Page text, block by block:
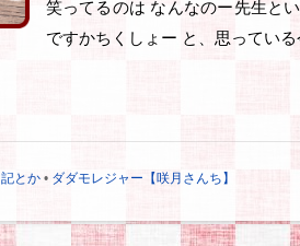
笑ってるのは なんなのー先生と
ですかちくしょー と、思ってい
とか • ダダモレジャー【咲月さんち】